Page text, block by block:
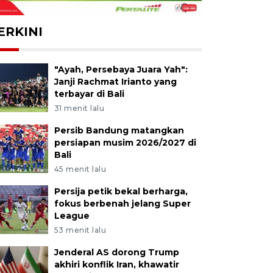
"Ayah, Persebaya Juara Yah":
Janji Rachmat Irianto yang
terbayar di Bali
31 menit lalu
Persib Bandung matangkan
persiapan musim 2026/2027 di
Bali
45 menit lalu
Persija petik bekal berharga,
fokus berbenah jelang Super
League
53 menit lalu
Jenderal AS dorong Trump
akhiri konflik Iran, khawatir